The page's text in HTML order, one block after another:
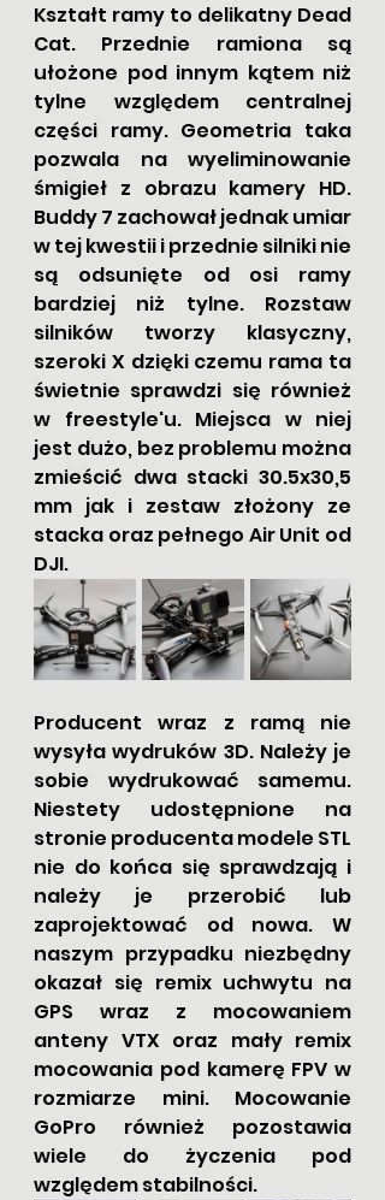
Kształt ramy to delikatny Dead
Cat. Przednie ramiona są
ułożone pod innym kątem niż
tylne względem centralnej
części ramy. Geometria taka
pozwala na wyeliminowanie
śmigieł z obrazu kamery HD.
Buddy 7 zachował jednak umiar
w tej kwestii i przednie silniki nie
są odsunięte od osi ramy
bardziej niż tylne. Rozstaw
silników tworzy klasyczny,
szeroki X dzięki czemu rama ta
świetnie sprawdzi się również
w freestyle'u. Miejsca w niej
jest dużo, bez problemu można
zmieścić dwa stacki 30.5x30,5
mm jak i zestaw złożony ze
stacka oraz pełnego Air Unit od
DJI.
Producent wraz z ramą nie
wysyła wydruków 3D. Należy je
sobie wydrukować samemu.
Niestety udostępnione na
stronie producenta modele STL
nie do końca się sprawdzają i
należy je przerobić lub
zaprojektować od nowa. W
naszym przypadku niezbędny
okazał się remix uchwytu na
GPS wraz z mocowaniem
anteny VTX oraz mały remix
mocowania pod kamerę FPV w
rozmiarze mini. Mocowanie
GoPro również pozostawia
wiele do życzenia pod
względem stabilności.